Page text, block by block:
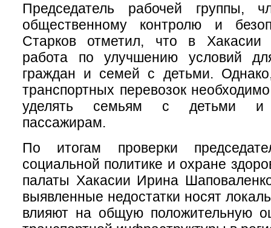
Председатель рабочей группы,
общественному контролю и
Старков отметил, что в Хакасии
работа по улучшению условий
граждан и семей с детьми.
транспортных перевозок
уделять семьям с детьми и
пассажирам.
По итогам проверки
социальной политике и охране
палаты Хакасии Ирина
выявленные недостатки носят
влияют на общую положительную